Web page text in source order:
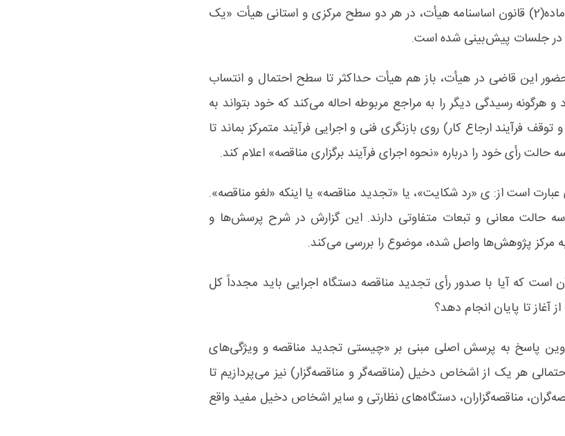
تخلف محسوب می‌شود؟»، طبق ماده(2) قانون اساسنامه هیأت، در هر دو سطح مرکزی و استانی هیأت «یک
جلسات پیش‌بینی شده است.
این قاضی در هیأت، باز هم هیأت حداکثر تا سطح احتمال و انتساب
هرگونه رسیدگی دیگر را به مراجع مربوطه احاله می‌کند که خود بتواند به
فرآیند ارجاع کار) روی بازنگری فنی و اجرایی فرآیند متمرکز بماند تا
رأی خود را درباره «نحوه اجرای فرآیند برگزاری مناقصه» اعلام کند.
است از: ی «رد شکایت»، یا «تجدید مناقصه» یا اینکه «لغو مناقصه».
حالت معانی و تبعات متفاوتی دارند. این گزارش در شرح پرسش‌ها و
مرکز پژوهش‌ها واصل شده، موضوع را بررسی می‌کند.
است که آیا با صدور رأی تجدید مناقصه دستگاه اجرایی باید مجدداً کل
آغاز تا پایان انجام دهد؟
پاسخ به پرسش اصلی مبنی بر «چیستی تجدید مناقصه و ویژگی‌های
هر یک از اشخاص دخیل (مناقصه‌گر و مناقصه‌گزار) نیز می‌پردازیم تا
مناقصه‌گزاران، دستگاه‌های نظارتی و سایر اشخاص دخیل مفید واقع